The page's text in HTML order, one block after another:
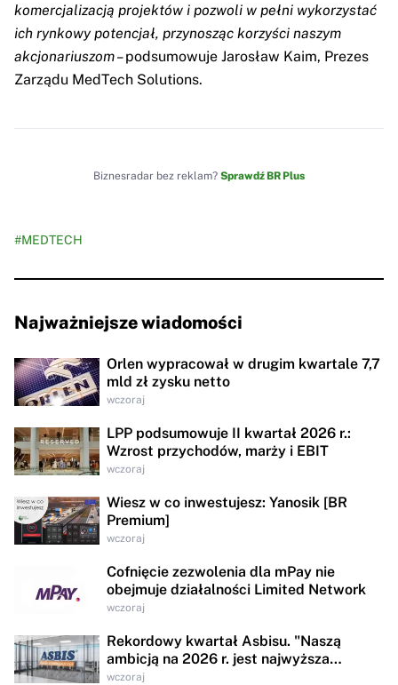
komercjalizacją projektów i pozwoli w pełni wykorzystać
ich rynkowy potencjał, przynosząc korzyści naszym
akcjonariuszom –podsumowuje Jarosław Kaim, Prezes
Zarządu MedTech Solutions.
Biznesradar bez reklam? Sprawdź BR Plus
#MEDTECH
Najważniejsze wiadomości
Orlen wypracował w drugim kwartale 7,7
mld zł zysku netto
wczoraj
LPP podsumowuje II kwartał 2026 r.:
Wzrost przychodów, marży i EBIT
wczoraj
Wiesz w co inwestujesz: Yanosik [BR
Premium]
wczoraj
Cofnięcie zezwolenia dla mPay nie
obejmuje działalności Limited Network
wczoraj
Rekordowy kwartał Asbisu. "Naszą
ambicją na 2026 r. jest najwyższa
rentowności w historii"
wczoraj